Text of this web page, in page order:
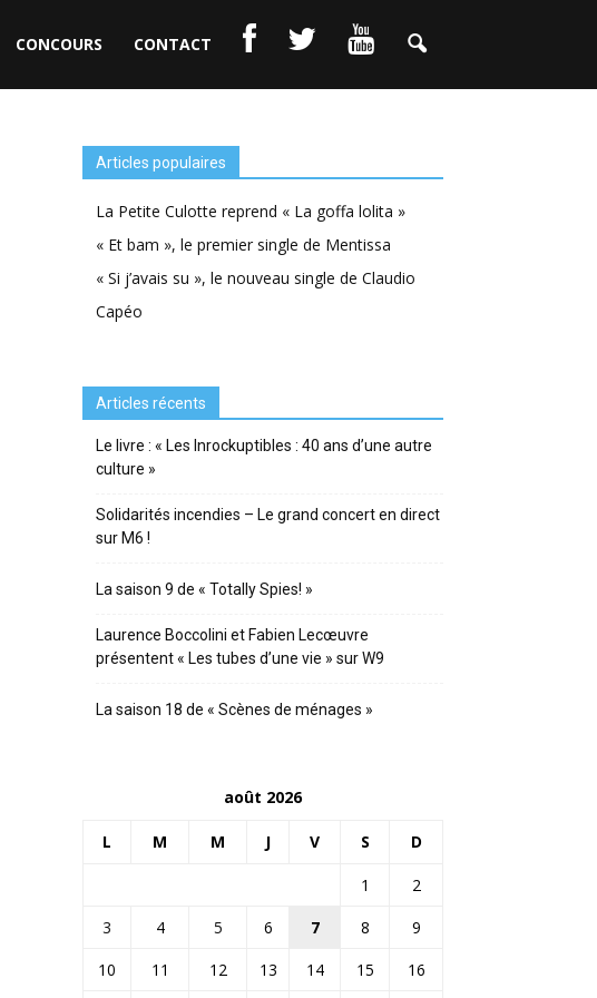
CONCOURS CONTACT
Articles populaires
La Petite Culotte reprend « La goffa lolita »
« Et bam », le premier single de Mentissa
« Si j’avais su », le nouveau single de Claudio
Capéo
Articles récents
Le livre : « Les Inrockuptibles : 40 ans d’une autre
culture »
Solidarités incendies – Le grand concert en direct
sur M6 !
La saison 9 de « Totally Spies! »
Laurence Boccolini et Fabien Lecœuvre
présentent « Les tubes d’une vie » sur W9
La saison 18 de « Scènes de ménages »
août 2026
L M M J V S D
1
2
3
4 5 6 7 8
9
10
11 12 13 14 15 16